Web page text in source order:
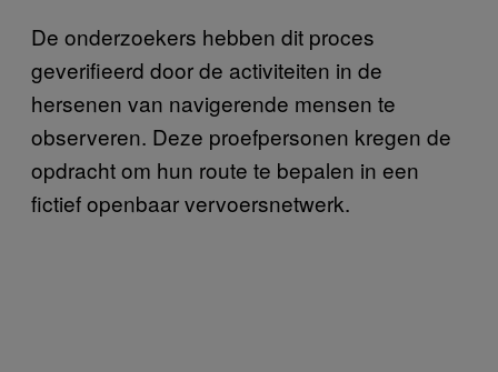
De onderzoekers hebben dit proces
geverifieerd door de activiteiten in de
hersenen van navigerende mensen te
observeren. Deze proefpersonen kregen de
opdracht om hun route te bepalen in een
fictief openbaar vervoersnetwerk.